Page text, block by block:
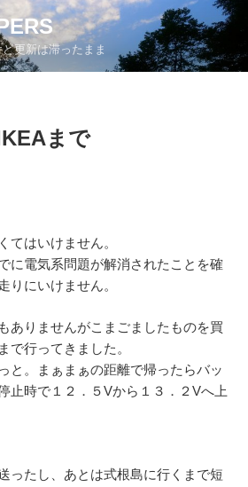
更新は滞ったまま
まで
てはいけません。
に電気系問題が解消されたことを確
りにいけません。
ありませんがこまごましたものを買
まで行ってきました。
と。まぁまぁの距離で帰ったらバッ
止時で１２．５Vから１３．２Vへ上
ったし、あとは式根島に行くまで短